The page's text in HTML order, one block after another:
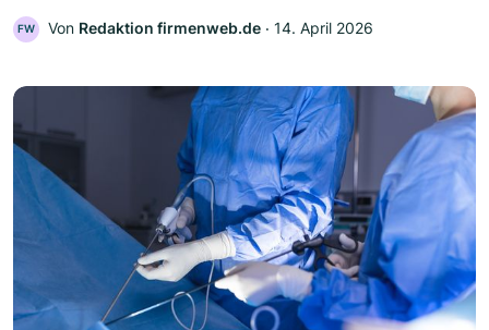
FW Von Redaktion firmenweb.de ‧ 14. April 2026